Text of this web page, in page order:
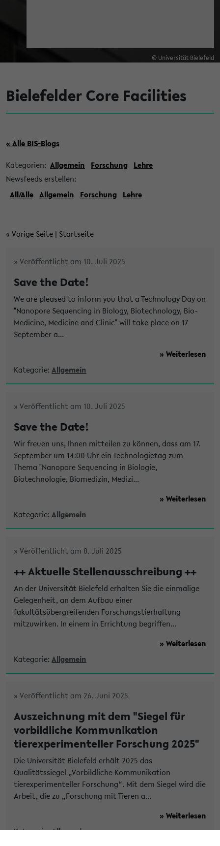
© Universität Bielefeld
Bielefelder Core Facilities
« Alle BIS-Blogs
Kategorien: Allgemein Forschung Lehre
Newsfeeds erstellen:
All/Alle Allgemein Forschung Lehre
« Vorige Seite | Startseite
» Veröffentlicht am 10. Juli 2025
Save the Date!
We are pleased to inform you that a Technology Day on
"Nanopore Sequencing in Biology, Biotechnology, Bio-
Medicine, Medicine and Clinic" will take place on 17
September a...
» Weiterlesen
Kategorie: Allgemein
» Veröffentlicht am 10. Juli 2025
Save the Date!
Wir freuen uns, Ihnen mitteilen zu können, dass am 17.
September um 14:00 Uhr ein Technologietag zum
Thema "Nanopore Sequencing in Biologie,
Biotechnologie, Biomedizin, Medizi...
» Weiterlesen
Kategorie: Allgemein
» Veröffentlicht am 8. Juli 2025
++ Aktuelle Stellenausschreibung ++
An der Universität Bielefeld erhalten Sie die einmalige
Gelegenheit, an dem Aufbau einer
fakultätsübergreifenden Forschungstierhaltung
mitzuwirken. In einem in Errichtung begriffen...
» Weiterlesen
Kategorie: Allgemein
» Veröffentlicht am 26. Juni 2025
Auszeichnung mit dem "Siegel für
vorbildliche Kommunikation
tierexperimenteller Forschung 2025"
Die Universität Bielefeld erhält 2025 das
Qualitätssiegel „Vorbildliche Kommunikation
tierexperimenteller Forschung“. Mit dem Siegel wird die
Arbeit, die zu „Forschung mit Tieren a...
» Weiterlesen
Kategorie:Allgemein